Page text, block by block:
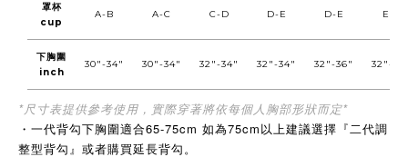
罩杯
cup
A-B A-C C-D D-E D-E E-F
下胸圍
inch
30"-34" 30"-34" 32"-34" 32"-34" 32"-36" 32"-
*尺寸表提供參考使用，實際穿著將依每個人胸部形狀而定*
・ 一代背勾下胸圍適合65-75cm 如為75cm以上建議選擇『二代調
整型背勾』或者購買延長背勾。